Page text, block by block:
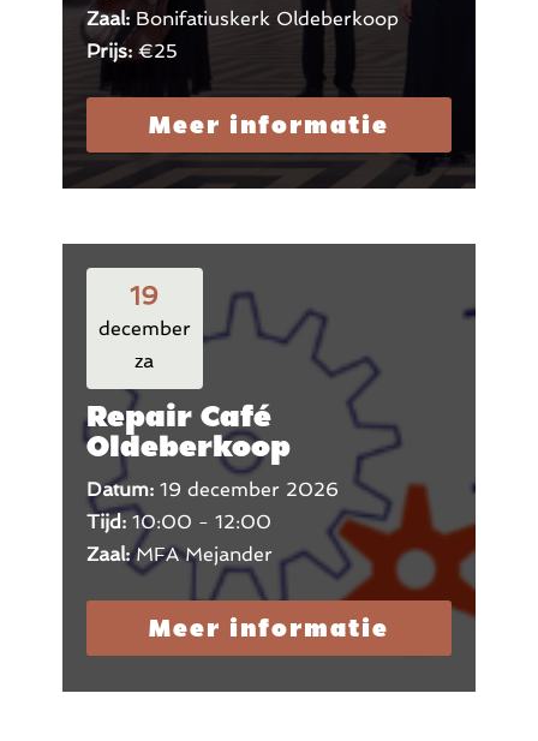
Zaal: Bonifatiuskerk Oldeberkoop
Prijs: €25
Meer informatie
19
december
za
Repair Café
Oldeberkoop
Datum: 19 december 2026
Tijd: 10:00 - 12:00
Zaal:MFA Mejander
Meer informatie